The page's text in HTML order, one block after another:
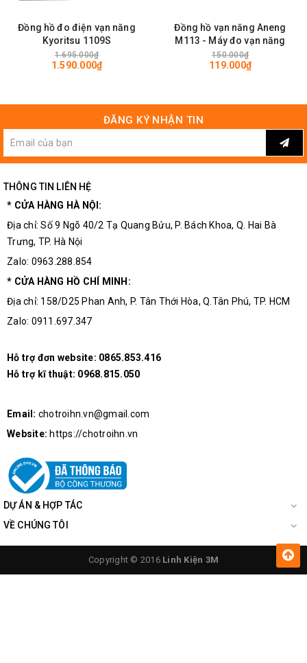
JS-C32 10-100VDC Cho Kết Quả Chính xác
Kích Thước JS-C32 10-100VDC
Hướng dẫn cài đặt:
Đồng hồ đo điện vạn năng
Kyoritsu 1109S
1.695.000₫
1.590.000₫
Đồng hồ vạn năng Aneng
M113 - Máy đo vạn năng
150.000₫
119.000₫
ĐĂNG KÝ NHẬN TIN
THÔNG TIN LIÊN HỆ
* CỬA HÀNG HÀ NỘI:
Địa chỉ: Số 9 Ngõ 40/2 Tạ Quang Bửu, P. Bách Khoa, Q. Hai Bà
Trưng, TP. Hà Nội
Zalo: 0963.288.854
* CỬA HÀNG HỒ CHÍ MINH:
Địa chỉ: 158/D25 Phan Anh, P. Tân Thới Hòa, Q.Tân Phú, TP. HCM
Zalo: 0911.697.347
Hỗ trợ đơn website: 0865.853.416
Hỗ trợ kĩ thuật: 0968.815.050
Email: chotroihn.vn@gmail.com
Website: https://chotroihn.vn
DỰ ÁN & HỢP TÁC
VỀ CHÚNG TÔI
Copyright © 2016 Linh Kiện 3M